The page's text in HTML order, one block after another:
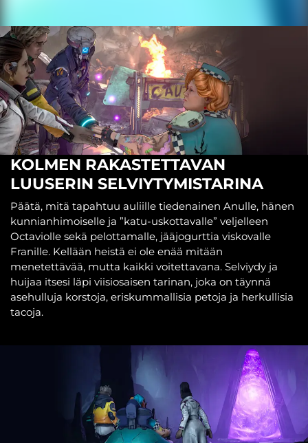
KOLMEN RAKASTETTAVAN
LUUSERIN SELVIYTYMISTARINA
Päätä, mitä tapahtuu auliille tiedenainen Anulle, hänen
kunnianhimoiselle ja ”katu-uskottavalle” veljelleen
Octaviolle sekä pelottamalle, jääjogurttia viskovalle
Franille. Kellään heistä ei ole enää mitään
menetettävää, mutta kaikki voitettavana. Selviydy ja
huijaa itsesi läpi viisiosaisen tarinan, joka on täynnä
asehulluja korstoja, eriskummallisia petoja ja herkullisia
tacoja.